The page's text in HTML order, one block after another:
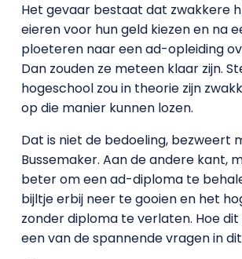
Het gevaar bestaat dat zwakkere
eieren voor hun geld kiezen en na
ploeteren naar een ad-opleiding
Dan zouden ze meteen klaar zijn.
hogeschool zou in theorie zijn
op die manier kunnen lozen.
Dat is niet de bedoeling, bezweert
Bussemaker. Aan de andere kant,
beter om een ad-diploma te
bijltje erbij neer te gooien en het
zonder diploma te verlaten. Hoe dit
een van de spannende vragen in